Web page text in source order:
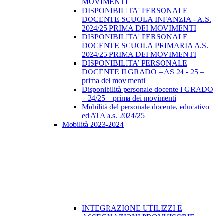
MOVIMENTI
DISPONIBILITA' PERSONALE
DOCENTE SCUOLA INFANZIA - A.S.
2024/25 PRIMA DEI MOVIMENTI
DISPONIBILITA' PERSONALE
DOCENTE SCUOLA PRIMARIA A.S.
2024/25 PRIMA DEI MOVIMENTI
DISPONIBILITA’ PERSONALE
DOCENTE II GRADO – AS 24 - 25 –
prima dei movimenti
Disponibilità personale docente I GRADO
– 24/25 – prima dei movimenti
Mobilità del personale docente, educativo
ed ATA a.s. 2024/25
Mobilità 2023-2024
INTEGRAZIONE UTILIZZI E